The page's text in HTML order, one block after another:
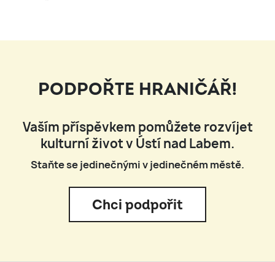
PODPOŘTE HRANIČÁŘ!
Vaším příspěvkem pomůžete rozvíjet
kulturní život v Ústí nad Labem.
Staňte se jedinečnými v jedinečném městě.
Chci podpořit